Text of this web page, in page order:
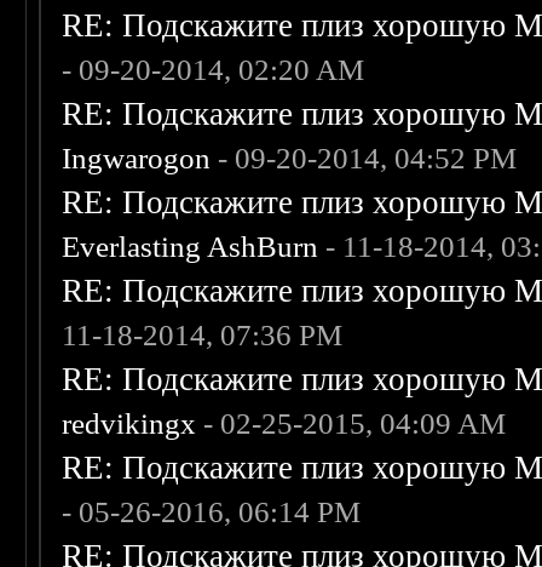
RE: Подскажите плиз хорошую
- 09-20-2014, 02:20 AM
RE: Подскажите плиз хорошую
Ingwarogon - 09-20-2014, 04:52 PM
RE: Подскажите плиз хорошую
Everlasting AshBurn - 11-18-2014,
RE: Подскажите плиз хорошую
11-18-2014, 07:36 PM
RE: Подскажите плиз хорошую
redvikingx - 02-25-2015, 04:09 AM
RE: Подскажите плиз хорошую
- 05-26-2016, 06:14 PM
RE: Подскажите плиз хорошую